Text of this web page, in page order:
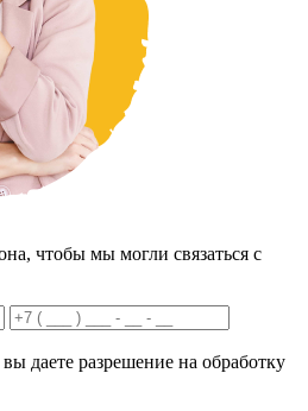
чтобы мы могли связаться с
даете разрешение на обработку